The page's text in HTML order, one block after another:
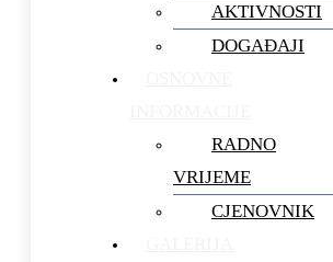
AKTIVNOSTI
DOGAĐAJI
RADNO
VRIJEME
CJENOVNIK